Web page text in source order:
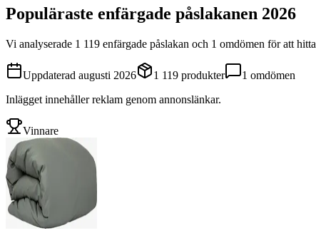
Populäraste enfärgade påslakanen 2026
Vi analyserade 1 119 enfärgade påslakan och 1 omdömen för att hitta
Uppdaterad augusti 2026 1 119 produkter 1 omdömen
Inlägget innehåller reklam genom annonslänkar.
Vinnare